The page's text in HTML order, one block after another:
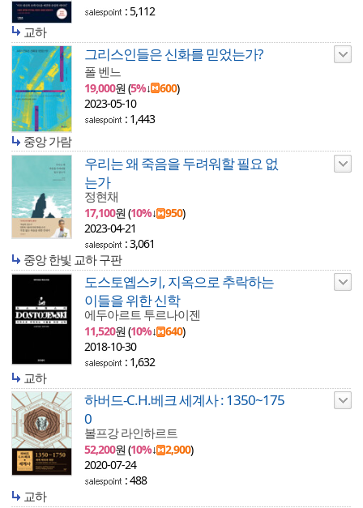
: 5,112
교하
그리스인들은 신화를 믿었는가?
폴 벤느
19,000원 (5%↓ 600)
2023-05-10
: 1,443
중앙 가람
우리는 왜 죽음을 두려워할 필요 없
는가
정현채
17,100원 (10%↓ 950)
2023-04-21
: 3,061
중앙 한빛 교하 구판
도스토옙스키, 지옥으로 추락하는
이들을 위한 신학
에두아르트 투르나이젠
11,520원 (10%↓ 640)
2018-10-30
: 1,632
교하
하버드-C.H.베크 세계사 : 1350~175
0
볼프강 라인하르트
52,200원 (10%↓ 2,900)
2020-07-24
: 488
교하